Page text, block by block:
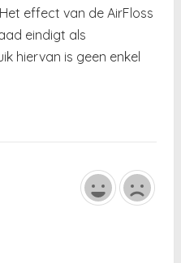
effect van de AirFloss
eindigt als
hiervan is geen enkel